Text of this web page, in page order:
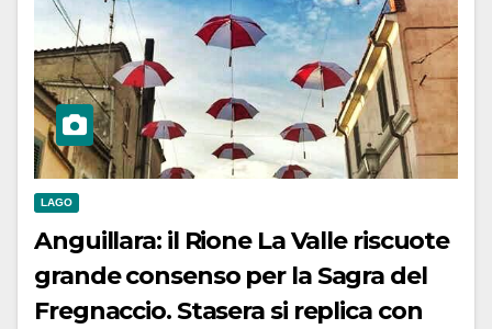
LAGO
Anguillara: il Rione La Valle riscuote
grande consenso per la Sagra del
Fregnaccio. Stasera si replica con